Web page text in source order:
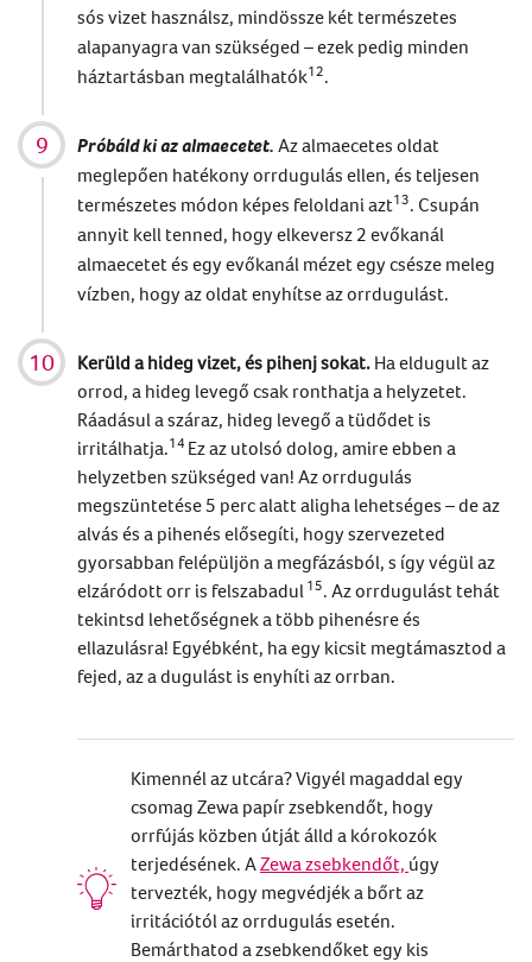
sós vizet használsz, mindössze két természetes
alapanyagra van szükséged – ezek pedig minden
háztartásban megtalálhatók12.
Próbáld ki az almaecetet. Az almaecetes oldat
meglepően hatékony orrdugulás ellen, és teljesen
természetes módon képes feloldani azt13. Csupán
annyit kell tenned, hogy elkeversz 2 evőkanál
almaecetet és egy evőkanál mézet egy csésze meleg
vízben, hogy az oldat enyhítse az orrdugulást.
Kerüld a hideg vizet, és pihenj sokat. Ha eldugult az
orrod, a hideg levegő csak ronthatja a helyzetet.
Ráadásul a száraz, hideg levegő a tüdődet is
irritálhatja.14 Ez az utolsó dolog, amire ebben a
helyzetben szükséged van! Az orrdugulás
megszüntetése 5 perc alatt aligha lehetséges – de az
alvás és a pihenés elősegíti, hogy szervezeted
gyorsabban felépüljön a megfázásból, s így végül az
elzáródott orr is felszabadul 15. Az orrdugulást tehát
tekintsd lehetőségnek a több pihenésre és
ellazulásra! Egyébként, ha egy kicsit megtámasztod a
fejed, az a dugulást is enyhíti az orrban.
Kimennél az utcára? Vigyél magaddal egy
csomag Zewa papír zsebkendőt, hogy
orrfújás közben útját álld a kórokozók
terjedésének. AZewa zsebkendőt, úgy
tervezték, hogy megvédjék a bőrt az
irritációtól az orrdugulás esetén.
Bemárthatod a zsebkendőket egy kis